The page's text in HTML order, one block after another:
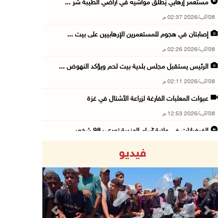
مستعمر إرهابي يُطلق مواشيه في أراضي الطيبة شر ...
08/آب/2026 02:37 م
إصابتان في هجوم للمستعمرين الإرهابيين على بيت ...
08/آب/2026 02:26 م
الرئيس يستقبل مجلس بلدية بيت لحم ويؤكد النهوض ...
08/آب/2026 02:11 م
عبوات المعلبات الفارغة لزراعة الأشتال في غزة
08/آب/2026 12:53 م
الفيضانات في ولاية آسام الهندية تودي بـ98 شخص ...
08/آب/2026 12:39 م
سلطة المياه تطلق مشروعا وطنيا يقود التحول نحو ...
08/آب/2026 12:30 م
فيديو
Previous Next